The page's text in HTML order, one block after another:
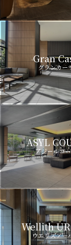
Gran
グランカー
ASYL
アジールコ
Wellith
ウエリスアー